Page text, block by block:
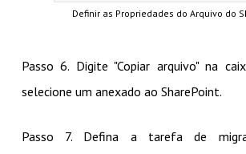
Definir as Propriedades do Arquivo do
Passo 6. Digite "Copiar arquivo" na
selecione um anexado ao SharePoint.
Passo 7. Defina a tarefa de